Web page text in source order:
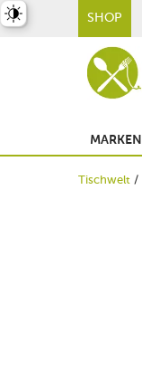
SHOP
MARKEN
Tischwelt
umschalten